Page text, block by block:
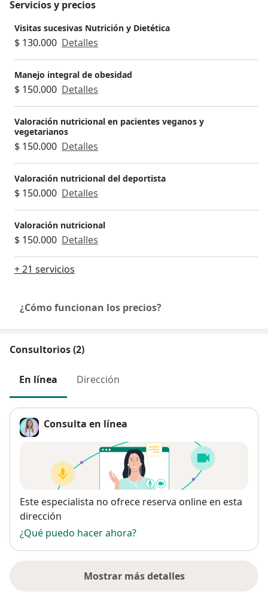
Servicios y precios
Visitas sucesivas Nutrición y Dietética
$ 130.000 Detalles
Manejo integral de obesidad
$ 150.000 Detalles
Valoración nutricional en pacientes veganos y
vegetarianos
$ 150.000 Detalles
Valoración nutricional del deportista
$ 150.000 Detalles
Valoración nutricional
$ 150.000 Detalles
+ 21 servicios
¿Cómo funcionan los precios?
Consultorios (2)
En línea Dirección
Consulta en línea
Disponibilidad
Este especialista no ofrece reserva online en esta
dirección
¿Qué puedo hacer ahora?
Mostrar más detalles
sobre la dirección